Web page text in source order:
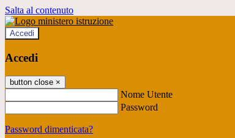
Salta al contenuto
Accedi
Accedi
button close ×
Nome Utente
Password
Password dimenticata?